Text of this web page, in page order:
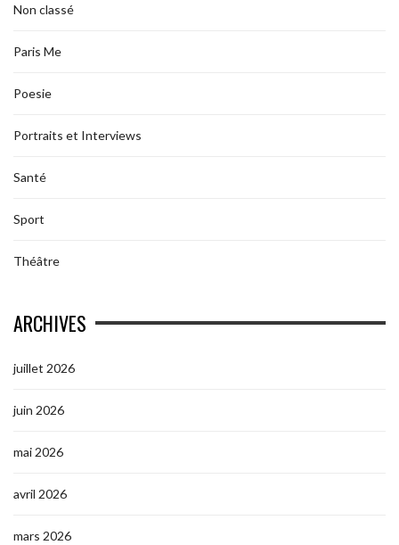
Non classé
Paris Me
Poesie
Portraits et Interviews
Santé
Sport
Théâtre
ARCHIVES
juillet 2026
juin 2026
mai 2026
avril 2026
mars 2026